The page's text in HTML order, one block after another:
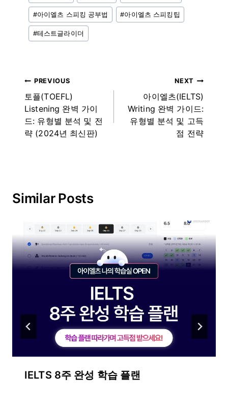
#아이엘츠 스피킹 공부법 #아이엘츠 스피킹팁
#테스트글라이더
글
내
비
게
PREVIOUS
토플(TOEFL)
Listening 완벽 가이
드: 유형별 분석 및 전
략 (2024년 최신판)
NEXT
아이엘츠(IELTS)
Writing 완벽 가이드:
유형별 분석 및 고득
점 전략
Similar Posts
IELTS 8주 완성 학습 플랜